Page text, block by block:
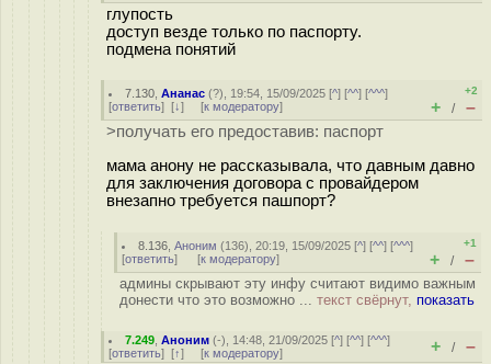
глупость
доступ везде только по паспорту.
подмена понятий
7.130 ,Ананас (?), 19:54, 15/09/2025 [^] [^^] [^^^]
[ответить] [↓] [к модератору]
+2
+ / –
>получать его предоставив: паспорт
мама анону не рассказывала, что давным давно
для заключения договора с провайдером
внезапно требуется пашпорт?
8.136 ,Аноним (136), 20:19, 15/09/2025 [^] [^^] [^^^]
[ответить] [к модератору]
+1
+ / –
админы скрывают эту инфу считают видимо важным
донести что это возможно ... текст свёрнут, показать
7.249 ,Аноним (-), 14:48, 21/09/2025 [^] [^^] [^^^]
[ответить] [↑] [к модератору] + / –